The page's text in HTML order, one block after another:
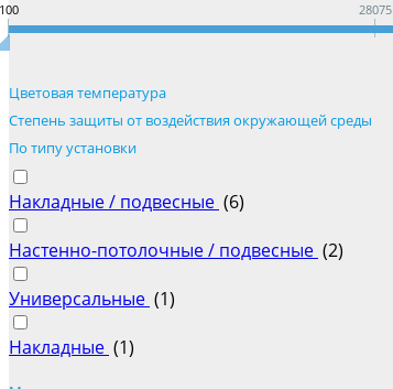
28075
Цветовая температура
Степень защиты от воздействия окружающей среды
По типу установки
Накладные / подвесные (6)
Настенно-потолочные / подвесные (2)
Универсальные (1)
Накладные (1)